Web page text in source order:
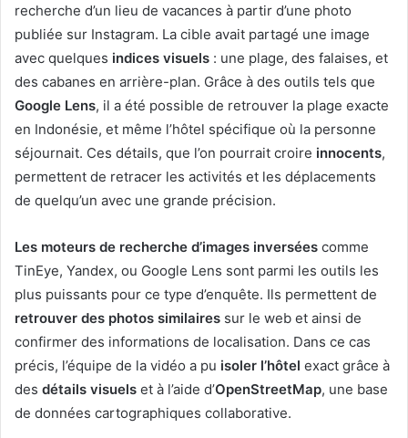
recherche d’un lieu de vacances à partir d’une photo
publiée sur Instagram. La cible avait partagé une image
avec quelques indices visuels : une plage, des falaises, et
des cabanes en arrière-plan. Grâce à des outils tels que
Google Lens, il a été possible de retrouver la plage exacte
en Indonésie, et même l’hôtel spécifique où la personne
séjournait. Ces détails, que l’on pourrait croire innocents,
permettent de retracer les activités et les déplacements
de quelqu’un avec une grande précision.
Les moteurs de recherche d’images inversées comme
TinEye, Yandex, ou Google Lens sont parmi les outils les
plus puissants pour ce type d’enquête. Ils permettent de
retrouver des photos similaires sur le web et ainsi de
confirmer des informations de localisation. Dans ce cas
précis, l’équipe de la vidéo a pu isoler l’hôtel exact grâce à
des détails visuels et à l’aide d’OpenStreetMap, une base
de données cartographiques collaborative.